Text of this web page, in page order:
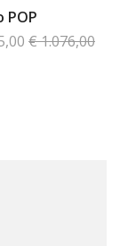
POP
€ 1.076,00